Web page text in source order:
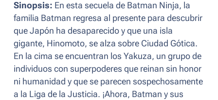
Sinopsis: En esta secuela de Batman Ninja, la
familia Batman regresa al presente para descubrir
que Japón ha desaparecido y que una isla
gigante, Hinomoto, se alza sobre Ciudad Gótica.
En la cima se encuentran los Yakuza, un grupo de
individuos con superpoderes que reinan sin honor
ni humanidad y que se parecen sospechosamente
a la Liga de la Justicia. ¡Ahora, Batman y sus